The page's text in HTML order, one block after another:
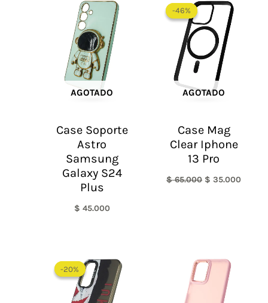
AGOTADO
Case Soporte
Astro
Samsung
Galaxy S24
Plus
$ 45.000
-46%
AGOTADO
-46%
Case Mag
Clear Iphone
13 Pro
$65.000
precio
original
era:
$ 65.000.
$ 35.000
-20%
-20%
precio
original
era:
$ 60.000.